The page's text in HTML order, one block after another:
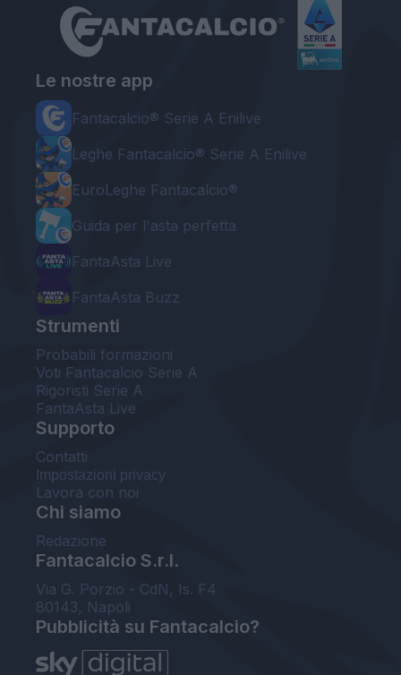
Le nostre app
Fantacalcio® Serie A Enilive
Leghe Fantacalcio® Serie A Enilive
EuroLeghe Fantacalcio®
Guida per l'asta perfetta
FantaAsta Live
FantaAsta Buzz
Strumenti
Probabili formazioni
Voti Fantacalcio Serie A
Rigoristi Serie A
FantaAsta Live
Supporto
Contatti
Impostazioni privacy
Lavora con noi
Chi siamo
Redazione
Fantacalcio S.r.l.
Via G. Porzio - CdN, Is. F4
80143, Napoli
Pubblicità su Fantacalcio?